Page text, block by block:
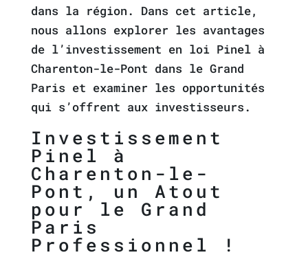
dans la région. Dans cet article,
nous allons explorer les avantages
de l’investissement en loi Pinel à
Charenton-le-Pont dans le Grand
Paris et examiner les opportunités
qui s’offrent aux investisseurs.
Investissement
Pinel à
Charenton-le-
Pont, un Atout
pour le Grand
Paris
Professionnel !